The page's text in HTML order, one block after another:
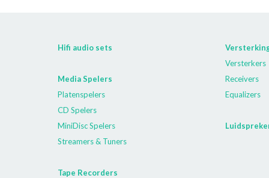
Hifi audio sets
Media Spelers
Platenspelers
CD Spelers
MiniDisc Spelers
Streamers & Tuners
Tape Recorders
Versterkers
Receivers
Equalizers